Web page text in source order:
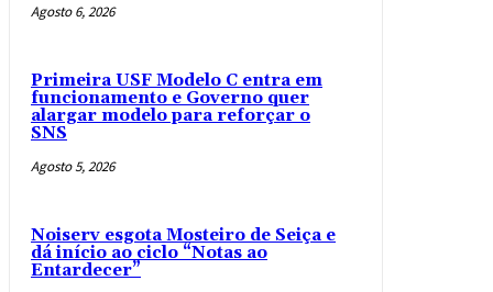
Agosto 6, 2026
Primeira USF Modelo C entra em
funcionamento e Governo quer
alargar modelo para reforçar o
SNS
Agosto 5, 2026
Noiserv esgota Mosteiro de Seiça e
dá início ao ciclo “Notas ao
Entardecer”